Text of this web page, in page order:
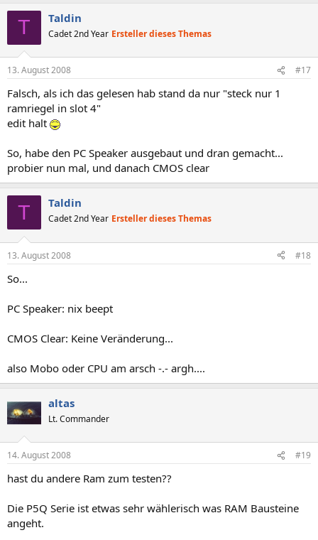
T Taldin
Cadet 2nd Year Ersteller dieses Themas
13. August 2008 #17
Falsch, als ich das gelesen hab stand da nur "steck nur 1
ramriegel in slot 4"
edit halt
So, habe den PC Speaker ausgebaut und dran gemacht...
probier nun mal, und danach CMOS clear
T Taldin
Cadet 2nd Year Ersteller dieses Themas
13. August 2008 #18
So...
PC Speaker: nix beept
CMOS Clear: Keine Veränderung...
also Mobo oder CPU am arsch -.- argh....
altas
Lt. Commander
14. August 2008 #19
hast du andere Ram zum testen??
Die P5Q Serie ist etwas sehr wählerisch was RAM Bausteine
angeht.